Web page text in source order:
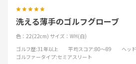
洗える薄手のゴルフグローブ
色：22(22cm) サイズ：WH(白)
ゴルフ歴:31年以上 平均スコア:80～89 ヘッ
ゴルファータイプ:セミアスリート